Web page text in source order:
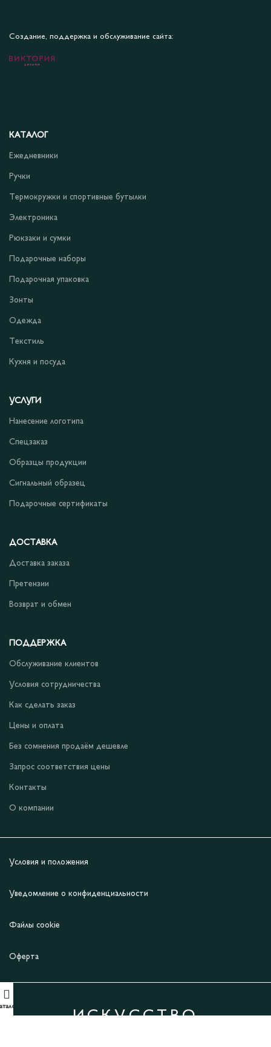
Создание, поддержка и обслуживание сайта:
КАТАЛОГ
Ежедневники
Ручки
Термокружки и спортивные бутылки
Электроника
Рюкзаки и сумки
Подарочные наборы
Подарочная упаковка
Зонты
Одежда
Текстиль
Кухня и посуда
УСЛУГИ
Нанесение логотипа
Спецзаказ
Образцы продукции
Сигнальный образец
Подарочные сертификаты
ДОСТАВКА
Доставка заказа
Претензии
Возврат и обмен
ПОДДЕРЖКА
Обслуживание клиентов
Условия сотрудничества
Как сделать заказ
Цены и оплата
Без сомнения продаём дешевле
Запрос соответствия цены
Контакты
О компании
Условия и положения
Уведомление о конфиденциальности
Файлы cookie
Оферта
ИСКУССТВО